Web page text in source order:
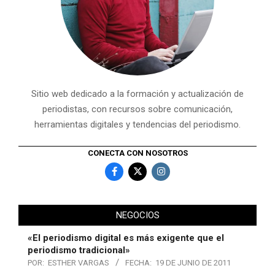
Sitio web dedicado a la formación y actualización de
periodistas, con recursos sobre comunicación,
herramientas digitales y tendencias del periodismo.
CONECTA CON NOSOTROS
NEGOCIOS
«El periodismo digital es más exigente que el
periodismo tradicional»
POR: ESTHER VARGAS FECHA: 19 DE JUNIO DE 2011